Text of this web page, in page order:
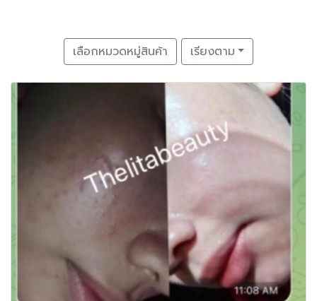
เลือกหมวดหมู่สินค้า เรียงตาม